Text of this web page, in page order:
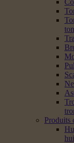
Produits